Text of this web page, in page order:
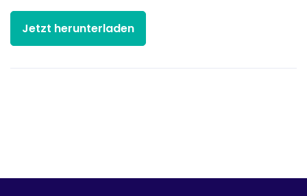
Jetzt herunterladen